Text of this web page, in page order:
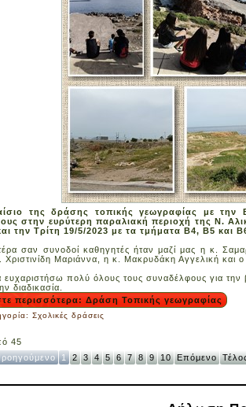
της δράσης τοπικής γεωγραφίας με την
στην ευρύτερη παραλιακή περιοχή της Ν.
την Τρίτη 19/5/2023 με τα τμήματα Β4, Β5 και
σαν συνοδοί καθηγητές ήταν μαζί μας η κ.
Χριστινίδη Μαριάννα, η κ. Μακρυδάκη Αγγελική και ο
πολύ όλους τους συναδέλφους για την
διαδικασία.
περισσότερα: Δράση Τοπικής γεωγραφίας
Σχολικές δράσεις
45
1 2 3 4 5 6 7 8 9 10 Επόμενο